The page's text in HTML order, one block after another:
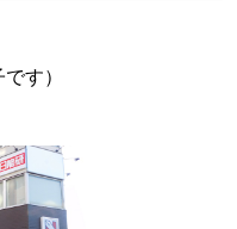
す）